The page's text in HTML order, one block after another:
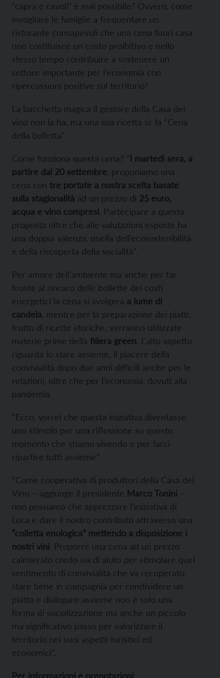
“capra e cavoli” è mai possibile? Ovvero, come
invogliare le famiglie a frequentare un
ristorante consapevoli che una cena fuori casa
non costituisce un costo proibitivo e nello
stesso tempo contribuire a sostenere un
settore importante per l’economia con
ripercussioni positive sul territorio?
La bacchetta magica il gestore della Casa del
vino non la ha, ma una sua ricetta sì: la “Cena
della bolletta”.
Come funziona questa cena? “I martedì sera, a
partire dal 20 settembre , proponiamo una
cena con tre portate a nostra scelta basate
sulla stagionalità ad un prezzo di 25 euro,
acqua e vino compresi. Partecipare a questa
proposta oltre che alle valutazioni esposte ha
una doppia valenza, quella dell’ecosostenibilità
e della riscoperta della socialità”.
Per amore dell’ambiente ma anche per far
fronte al rincaro delle bollette dei costi
energetici la cena si svolgerà a lume di
candela , mentre per la preparazione dei piatti,
frutto di ricette storiche, verranno utilizzate
materie prime della filiera green. L’alto aspetto
riguarda lo stare assieme, il piacere della
convivialità dopo due anni difficili anche per le
relazioni, oltre che per l’economia, dovuti alla
pandemia.
“Ecco, vorrei che questa iniziativa diventasse
uno stimolo per una riflessione su questo
momento che stiamo vivendo e per farci
ripartire tutti assieme”.
“Come cooperativa di produttori della Casa del
Vino – aggiunge il presidente Marco Tonini –
non possiamo che apprezzare l’iniziativa di
Luca e dare il nostro contributo attraverso una
“colletta enologica” mettendo a disposizione i
nostri vini. Proporre una cena ad un prezzo
calmierato credo sia di aiuto per stimolare quel
sentimento di convivialità che va recuperato:
stare bene in compagnia per condividere un
piatto e dialogare assieme non è solo una
forma di socializzazione ma anche un piccolo
ma significativo passo per valorizzare il
territorio nei suoi aspetti turistici ed
economici”.
Per informazioni e prenotazioni: